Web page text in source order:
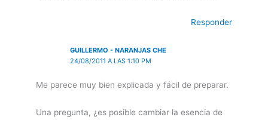
Responder
GUILLERMO - NARANJAS CHE
24/08/2011 A LAS 1:10 PM
Me parece muy bien explicada y fácil de preparar.
Una pregunta, ¿es posible cambiar la esencia de